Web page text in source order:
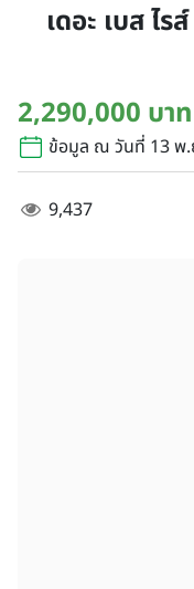
เดอะ เบส ไ
2,290,000 บาท
ข้อมูล ณ วันที่ 13 พ
9,437